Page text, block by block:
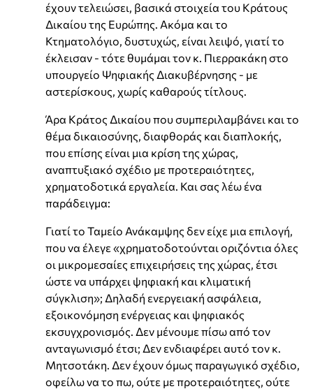
έχουν τελειώσει, βασικά στοιχεία του Κράτους
Δικαίου της Ευρώπης. Ακόμα και το
Κτηματολόγιο, δυστυχώς, είναι λειψό, γιατί το
έκλεισαν - τότε θυμάμαι τον κ. Πιερρακάκη στο
υπουργείο Ψηφιακής Διακυβέρνησης - με
αστερίσκους, χωρίς καθαρούς τίτλους.
Άρα Κράτος Δικαίου που συμπεριλαμβάνει και το
θέμα δικαιοσύνης, διαφθοράς και διαπλοκής,
που επίσης είναι μια κρίση της χώρας,
αναπτυξιακό σχέδιο με προτεραιότητες,
χρηματοδοτικά εργαλεία. Και σας λέω ένα
παράδειγμα:
Γιατί το Ταμείο Ανάκαμψης δεν είχε μια επιλογή,
που να έλεγε «χρηματοδοτούνται οριζόντια όλες
οι μικρομεσαίες επιχειρήσεις της χώρας, έτσι
ώστε να υπάρχει ψηφιακή και κλιματική
σύγκλιση»; Δηλαδή ενεργειακή ασφάλεια,
εξοικονόμηση ενέργειας και ψηφιακός
εκσυγχρονισμός. Δεν μένουμε πίσω από τον
ανταγωνισμό έτσι; Δεν ενδιαφέρει αυτό τον κ.
Μητσοτάκη. Δεν έχουν όμως παραγωγικό σχέδιο,
οφείλω να το πω, ούτε με προτεραιότητες, ούτε